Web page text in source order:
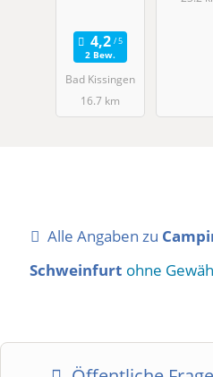
2 Bew.
Bad Kissingen
16.7 km
Alle Angaben zu
Schweinfurt ohne